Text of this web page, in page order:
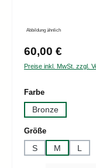
Abbildung ähnlich
Regulärer Preis:
60,00 €
Preise inkl. MwSt. zzgl.
Farbeauswählen
Bronze
Größeauswählen
S M L